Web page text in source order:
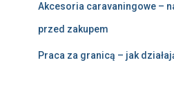
Akcesoria caravaningowe –
przed zakupem
Praca za granicą – jak